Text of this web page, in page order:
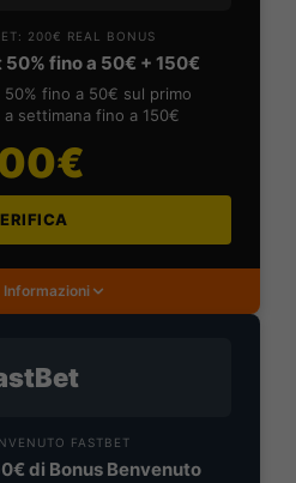
200€ REAL BONUS
fino a 50€ + 150€
50% fino a 50€ sul primo
settimana fino a 150€
FASTBET
di Bonus Benvenuto